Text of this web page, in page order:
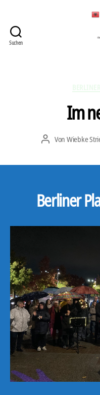
Suchen
Im
Beitragsautor
Von Wiebke
Berliner